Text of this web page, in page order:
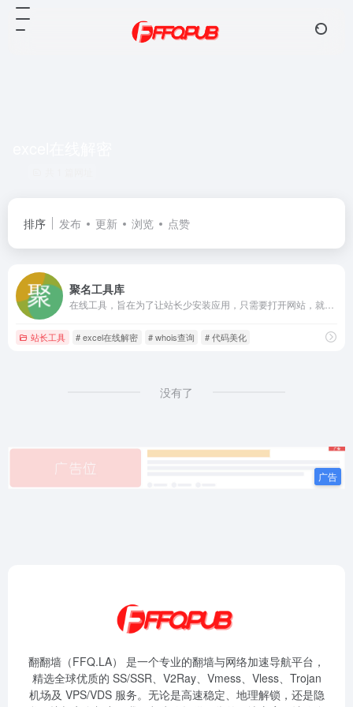
排序 发布 更新 浏览 点赞
聚名工具库
站长工具 # excel在线解密 # whois查询 # 代码美化
没有了
翻翻墙（FFQ.LA） 是一个专业的翻墙与网络加速导航平台，
精选全球优质的 SS/SSR、V2Ray、Vmess、Vless、Trojan
机场及 VPS/VDS 服务。无论是高速稳定、地理解锁，还是隐